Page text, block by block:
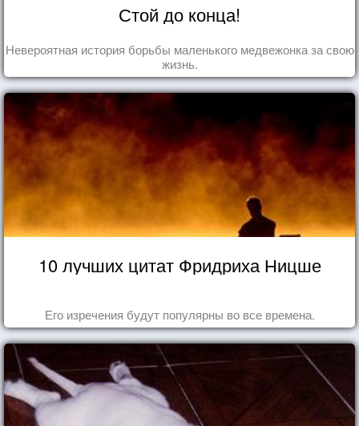
Стой до конца!
Невероятная история борьбы маленького медвежонка за свою
жизнь.
10 лучших цитат Фридриха Ницше
Его изречения будут популярны во все времена.